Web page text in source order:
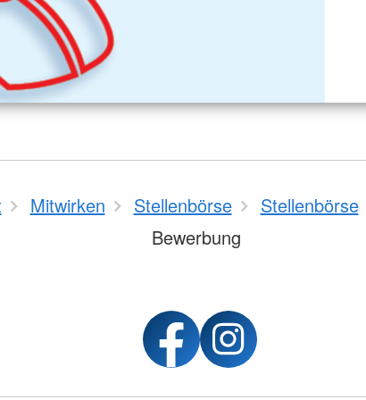
Mitwirken Stellenbörse Stellenbörse
Bewerbung